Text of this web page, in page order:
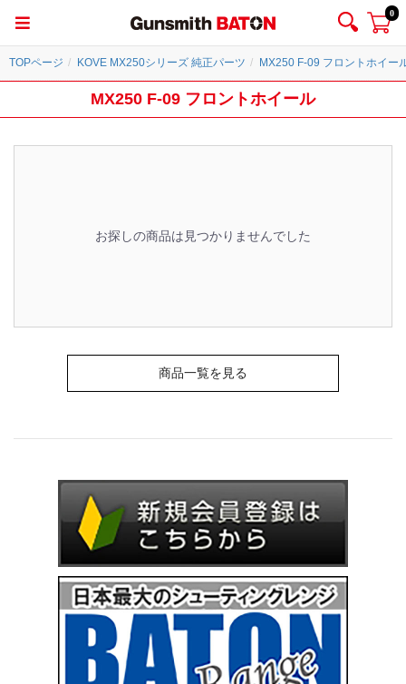
0
TOPページ KOVE MX250シリーズ 純正パーツ MX250 F-09 フロントホイー
MX250 F-09 フロントホイール
お探しの商品は見つかりませんでした
商品一覧を見る